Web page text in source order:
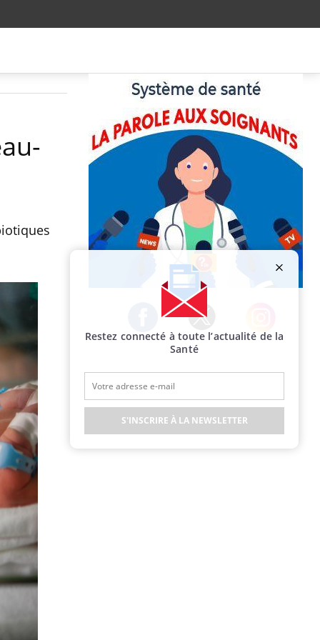
Facebook Twitter Instagram
Restez connecté à toute l’actualité de la
Santé
S'INSCRIRE À LA NEWSLETTER